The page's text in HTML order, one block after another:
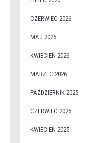
CZERWIEC 2026
MAJ 2026
KWIECIEŃ 2026
MARZEC 2026
PAŹDZIERNIK 2025
CZERWIEC 2025
KWIECIEŃ 2025